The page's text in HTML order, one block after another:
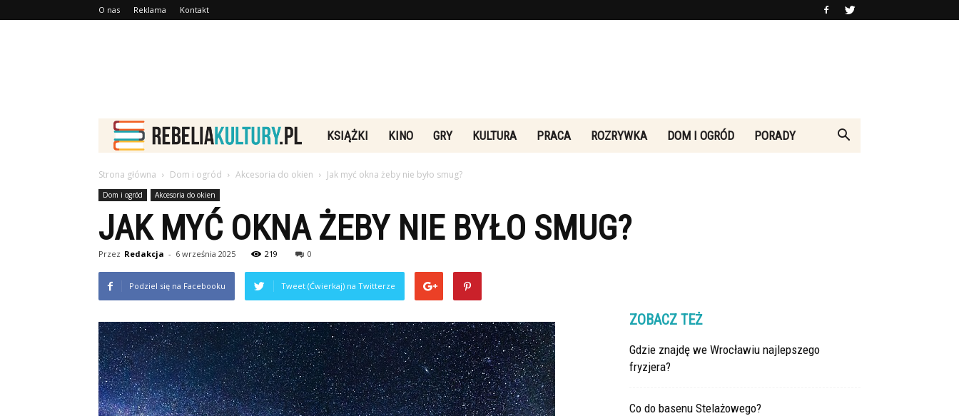
O nas Reklama Kontakt
Rebeliakultury.pl
KSIĄŻKI KINO GRY KULTURA PRACA ROZRYWKA DOM I OGRÓD PORADY
Strona główna Dom i ogród Akcesoria do okien Jak myć okna żeby nie było smug?
Dom i ogród Akcesoria do okien
JAK MYĆ OKNA ŻEBY NIE BYŁO SMUG?
Przez Redakcja - 6 września 2025 219 0
Podziel się na Facebooku Tweet (Ćwierkaj) na Twitterze
ZOBACZ TEŻ
Gdzie znajdę we Wrocławiu najlepszego
fryzjera?
Co do basenu Stelażowego?